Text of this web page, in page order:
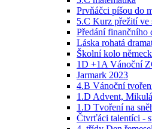
Prvňáčci píšou do
5.C Kurz přežití ve
Předání finančního
Láska rohatá
Školní kolo
1D +1A Vánoční
Jarmark 2023
4.B Vánoční
1.D Advent,
1.D Tvoření na
Čtvrťáci talentíci -